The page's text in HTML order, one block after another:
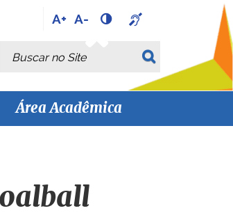
A+ A-
Busca
Busca Avançada…
Área Acadêmica